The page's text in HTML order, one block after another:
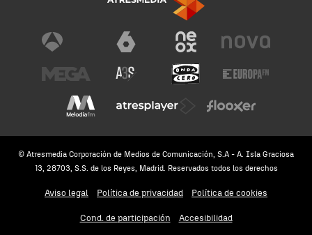
© Atresmedia Corporación de Medios de Comunicación, S.A - A. Isla Graciosa
13, 28703, S.S. de los Reyes, Madrid. Reservados todos los derechos
Aviso legal Política de privacidad Política de cookies
Cond. de participación Accesibilidad